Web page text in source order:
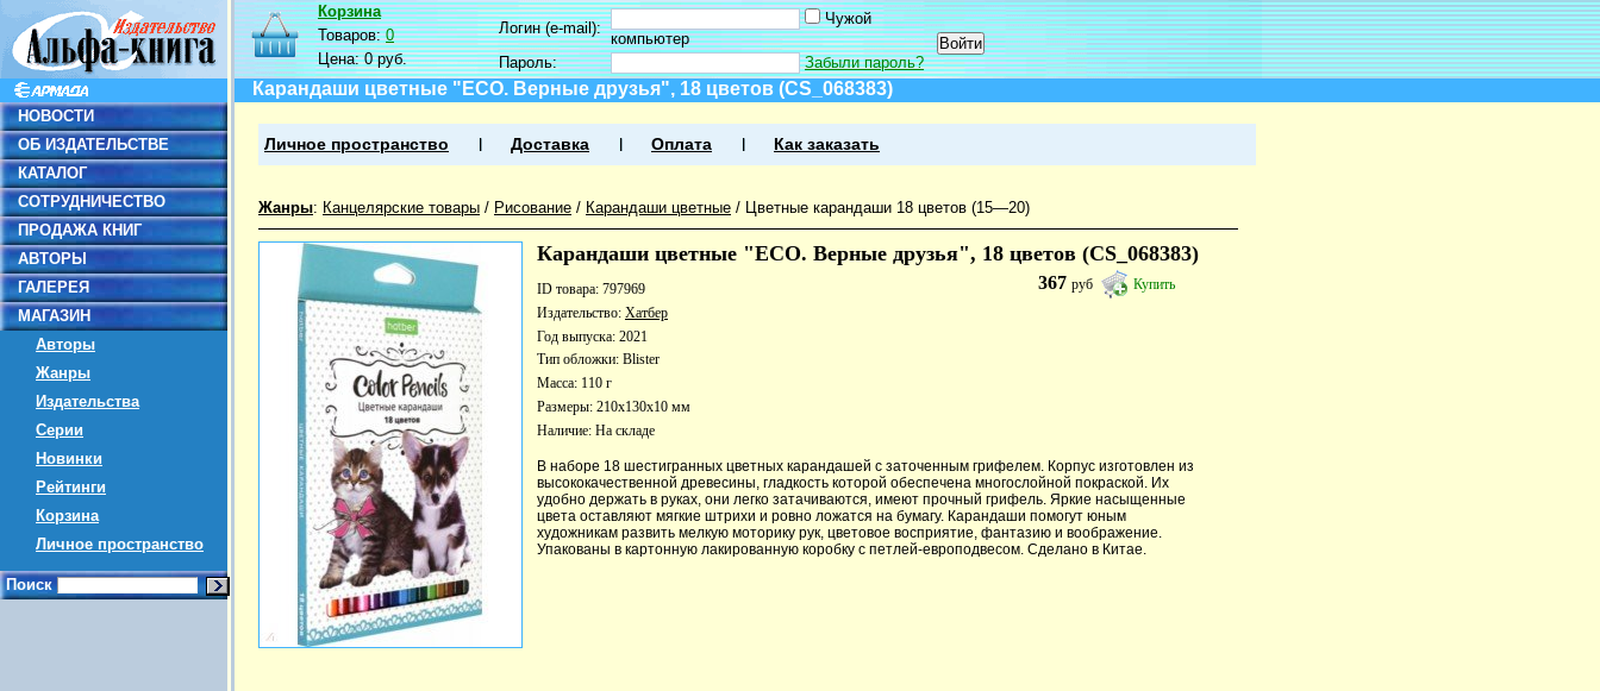
НОВОСТИ
ОБ ИЗДАТЕЛЬСТВЕ
КАТАЛОГ
СОТРУДНИЧЕСТВО
ПРОДАЖА КНИГ
АВТОРЫ
ГАЛЕРЕЯ
МАГАЗИН
Авторы
Жанры
Издательства
Серии
Новинки
Рейтинги
Корзина
Личное пространство
Поиск
Корзина
Товаров:0
Цена:0 руб.
Логин (e-mail):
Чужой
компьютер
Пароль:
Забыли пароль?
Карандаши цветные "ECO. Верные друзья", 18 цветов (CS_068383)
Личное пространство Доставка Оплата Как заказать
Жанры: Канцелярские товары / Рисование / Карандаши цветные / Цветные карандаши 18 цветов (15—20)
Карандаши цветные "ECO. Верные друзья", 18 цветов (CS_068383)
367руб Купить
ID товара: 797969
Издательство: Хатбер
Год выпуска: 2021
Тип обложки: Blister
Масса: 110 г
Размеры: 210x130x10 мм
Наличие: На складе
В наборе 18 шестигранных цветных карандашей с заточенным грифелем. Корпус изготовлен из
высококачественной древесины, гладкость которой обеспечена многослойной покраской. Их
удобно держать в руках, они легко затачиваются, имеют прочный грифель. Яркие насыщенные
цвета оставляют мягкие штрихи и ровно ложатся на бумагу. Карандаши помогут юным
художникам развить мелкую моторику рук, цветовое восприятие, фантазию и воображение.
Упакованы в картонную лакированную коробку с петлей-европодвесом. Сделано в Китае.